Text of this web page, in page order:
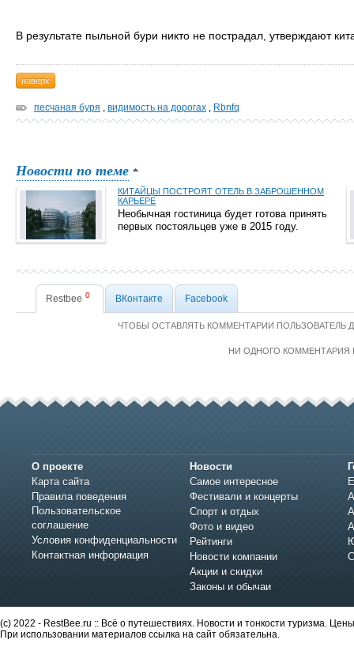
В результате пыльной бури никто не пострадал, утверждают
наверх
песчаная буря , видимость на дорогах , Rbnfq
Новости по теме
КИТАЙЦЫ ПОСТРОЯТ ОТЕЛЬ В ЗАБРОШЕННОМ
КАРЬЕРЕ
Необычная гостиница будет готова принять
первых постояльцев уже в 2015 году.
Restbee 0 ВКонтакте Facebook
ЧТОБЫ ОСТАВЛЯТЬ КОММЕНТАРИИ
НИ ОДНОГО КОММЕНТАРИЯ
О проекте
Карта сайта
Правила поведения
Пользовательское
соглашение
Условия конфиденциальности
Контактная информация
Новости
Самое интересное
Фестивали и концерты
Спорт и отдых
Фото и видео
Рейтинги
Новости компании
Акции и скидки
Законы и обычаи
(c) 2022 - RestBee.ru :: Всё о путешествиях. Новости и тонкости туризма.
При использовании материалов ссылка на сайт обязательна.